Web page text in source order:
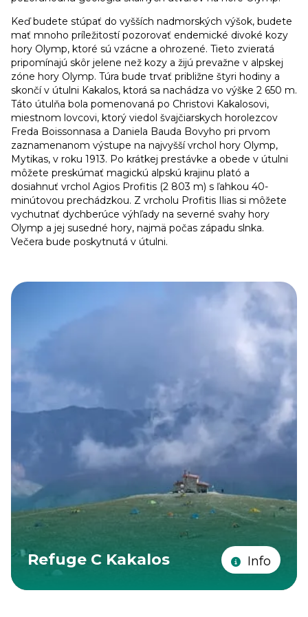
Keď budete stúpať do vyšších nadmorských výšok, budete
mať mnoho príležitostí pozorovať endemické divoké kozy
hory Olymp, ktoré sú vzácne a ohrozené. Tieto zvieratá
pripomínajú skôr jelene než kozy a žijú prevažne v alpskej
zóne hory Olymp. Túra bude trvať približne štyri hodiny a
skončí v útulni Kakalos, ktorá sa nachádza vo výške 2 650 m.
Táto útulňa bola pomenovaná po Christovi Kakalosovi,
miestnom lovcovi, ktorý viedol švajčiarskych horolezcov
Freda Boissonnasa a Daniela Bauda Bovyho pri prvom
zaznamenanom výstupe na najvyšší vrchol hory Olymp,
Mytikas, v roku 1913. Po krátkej prestávke a obede v útulni
môžete preskúmať magickú alpskú krajinu plató a
dosiahnuť vrchol Agios Profitis (2 803 m) s ľahkou 40-
minútovou prechádzkou. Z vrcholu Profitis Ilias si môžete
vychutnať dychberúce výhľady na severné svahy hory
Olymp a jej susedné hory, najmä počas západu slnka.
Večera bude poskytnutá v útulni.
Refuge C Kakalos Info